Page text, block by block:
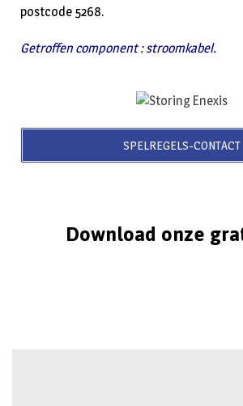
postcode 5268.
Getroffen component : stroomkabel.
SPELREGELS-CONTACT
Download onze